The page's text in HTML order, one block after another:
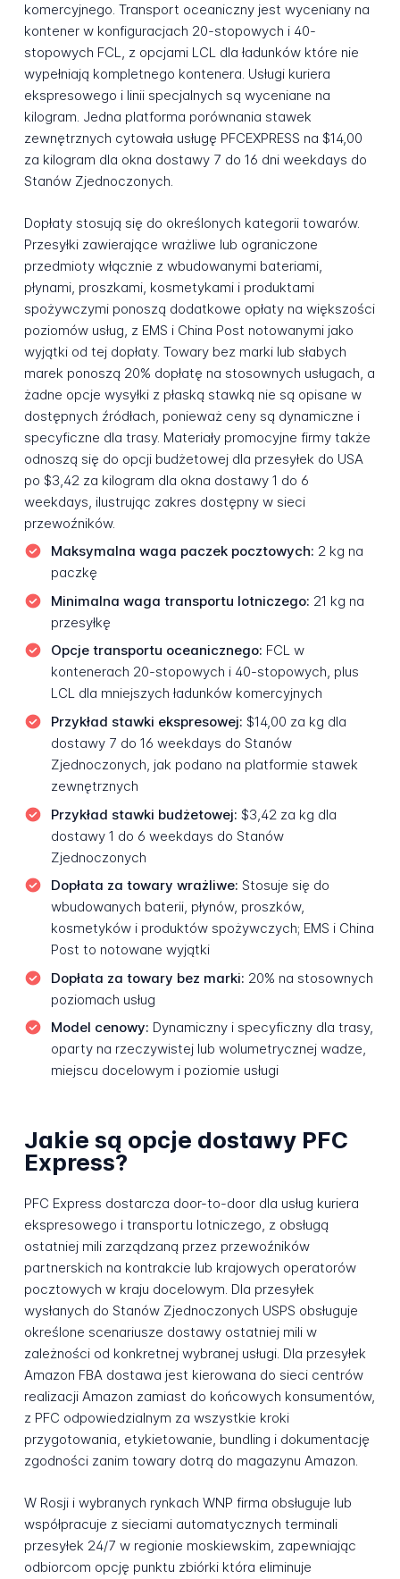
komercyjnego. Transport oceaniczny jest wyceniany na
kontener w konfiguracjach 20-stopowych i 40-
stopowych FCL, z opcjami LCL dla ładunków które nie
wypełniają kompletnego kontenera. Usługi kuriera
ekspresowego i linii specjalnych są wyceniane na
kilogram. Jedna platforma porównania stawek
zewnętrznych cytowała usługę PFCEXPRESS na $14,00
za kilogram dla okna dostawy 7 do 16 dni weekdays do
Stanów Zjednoczonych.
Dopłaty stosują się do określonych kategorii towarów.
Przesyłki zawierające wrażliwe lub ograniczone
przedmioty włącznie z wbudowanymi bateriami,
płynami, proszkami, kosmetykami i produktami
spożywczymi ponoszą dodatkowe opłaty na większości
poziomów usług, z EMS i China Post notowanymi jako
wyjątki od tej dopłaty. Towary bez marki lub słabych
marek ponoszą 20% dopłatę na stosownych usługach, a
żadne opcje wysyłki z płaską stawką nie są opisane w
dostępnych źródłach, ponieważ ceny są dynamiczne i
specyficzne dla trasy. Materiały promocyjne firmy także
odnoszą się do opcji budżetowej dla przesyłek do USA
po $3,42 za kilogram dla okna dostawy 1 do 6
weekdays, ilustrując zakres dostępny w sieci
przewoźników.
Maksymalna waga paczek pocztowych: 2 kg na
paczkę
Minimalna waga transportu lotniczego: 21 kg na
przesyłkę
Opcje transportu oceanicznego: FCL w
kontenerach 20-stopowych i 40-stopowych, plus
LCL dla mniejszych ładunków komercyjnych
Przykład stawki ekspresowej: $14,00 za kg dla
dostawy 7 do 16 weekdays do Stanów
Zjednoczonych, jak podano na platformie stawek
zewnętrznych
Przykład stawki budżetowej: $3,42 za kg dla
dostawy 1 do 6 weekdays do Stanów
Zjednoczonych
Dopłata za towary wrażliwe: Stosuje się do
wbudowanych baterii, płynów, proszków,
kosmetyków i produktów spożywczych; EMS i China
Post to notowane wyjątki
Dopłata za towary bez marki: 20% na stosownych
poziomach usług
Model cenowy: Dynamiczny i specyficzny dla trasy,
oparty na rzeczywistej lub wolumetrycznej wadze,
miejscu docelowym i poziomie usługi
Jakie są opcje dostawy PFC
Express?
PFC Express dostarcza door-to-door dla usług kuriera
ekspresowego i transportu lotniczego, z obsługą
ostatniej mili zarządzaną przez przewoźników
partnerskich na kontrakcie lub krajowych operatorów
pocztowych w kraju docelowym. Dla przesyłek
wysłanych do Stanów Zjednoczonych USPS obsługuje
określone scenariusze dostawy ostatniej mili w
zależności od konkretnej wybranej usługi. Dla przesyłek
Amazon FBA dostawa jest kierowana do sieci centrów
realizacji Amazon zamiast do końcowych konsumentów,
z PFC odpowiedzialnym za wszystkie kroki
przygotowania, etykietowanie, bundling i dokumentację
zgodności zanim towary dotrą do magazynu Amazon.
W Rosji i wybranych rynkach WNP firma obsługuje lub
współpracuje z sieciami automatycznych terminali
przesyłek 24/7 w regionie moskiewskim, zapewniając
odbiorcom opcję punktu zbiórki która eliminuje